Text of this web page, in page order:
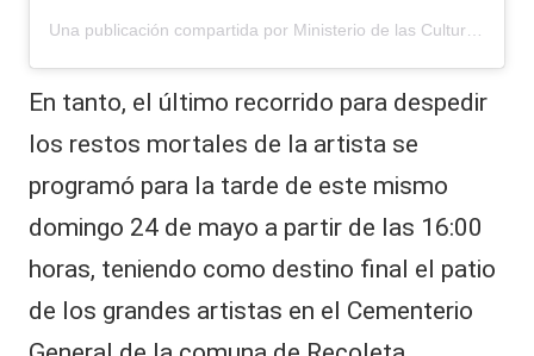
Una publicación compartida por Ministerio de las Culturas (@culturas_cl)
En tanto, el último recorrido para despedir
los restos mortales de la artista se
programó para la tarde de este mismo
domingo 24 de mayo a partir de las 16:00
horas, teniendo como destino final el patio
de los grandes artistas en el Cementerio